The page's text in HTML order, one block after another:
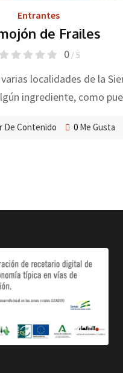
Entrantes
de Frailes
0/ 5
localidades de la
ingrediente, como
De Contenido 0Me Gusta